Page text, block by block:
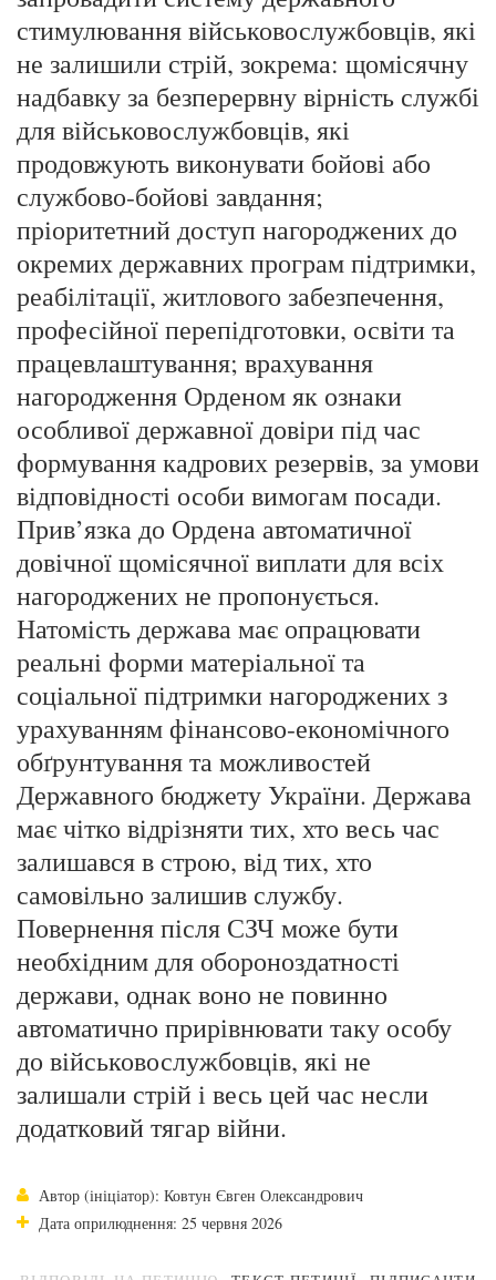
стимулювання військовослужбовців, які
не залишили стрій, зокрема: щомісячну
надбавку за безперервну вірність службі
для військовослужбовців, які
продовжують виконувати бойові або
службово-бойові завдання;
пріоритетний доступ нагороджених до
окремих державних програм підтримки,
реабілітації, житлового забезпечення,
професійної перепідготовки, освіти та
працевлаштування; врахування
нагородження Орденом як ознаки
особливої державної довіри під час
формування кадрових резервів, за умови
відповідності особи вимогам посади.
Прив’язка до Ордена автоматичної
довічної щомісячної виплати для всіх
нагороджених не пропонується.
Натомість держава має опрацювати
реальні форми матеріальної та
соціальної підтримки нагороджених з
урахуванням фінансово-економічного
обґрунтування та можливостей
Державного бюджету України. Держава
має чітко відрізняти тих, хто весь час
залишався в строю, від тих, хто
самовільно залишив службу.
Повернення після СЗЧ може бути
необхідним для обороноздатності
держави, однак воно не повинно
автоматично прирівнювати таку особу
до військовослужбовців, які не
залишали стрій і весь цей час несли
додатковий тягар війни.
Автор (ініціатор): Ковтун Євген Олександрович
Дата оприлюднення: 25 червня 2026